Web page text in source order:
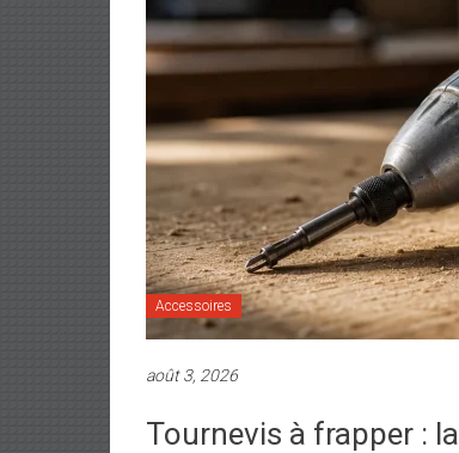
Accessoires
août 3, 2026
Tournevis à frapper :